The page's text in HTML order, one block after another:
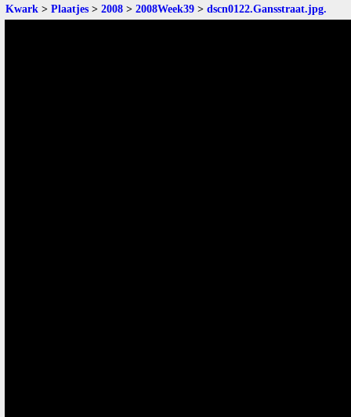
Kwark > Plaatjes > 2008 > 2008Week39 > dscn0122.Gansstraat.jpg.